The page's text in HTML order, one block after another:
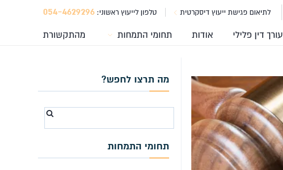
לתיאום פגישת ייעוץ דיסקרטית טלפון לייעוץ ראשוני: 054-4629296
עורך דין פלילי אודות תחומי התמחות מהתקשורת
מה תרצו לחפש?
Search
תחומי התמחות